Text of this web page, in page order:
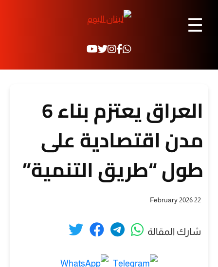
☰
العراق يعتزم بناء 6
مدن اقتصادية على
طول “طريق التنمية”
22 February 2026
شارك المقالة